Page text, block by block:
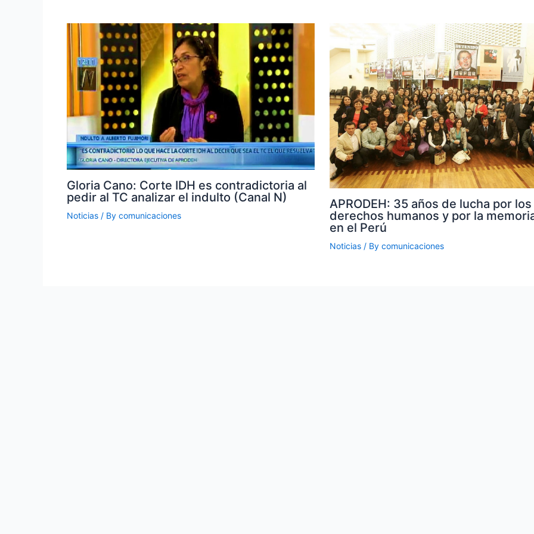
Gloria Cano: Corte IDH es contradictoria al
pedir al TC analizar el indulto (Canal N)
Noticias / By comunicaciones
APRODEH: 35 años de lucha por los
derechos humanos y por la
en el Perú
Noticias/ By comunicaciones